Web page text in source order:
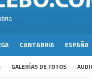
CANTABRIA ESPAÑA
GALERÍAS DE FOTOS